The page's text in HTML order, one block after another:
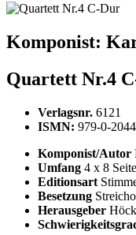
Komponist:
Quartett Nr.4
Verlagsnr. 6121
ISMN: 979-0-
Komponist/Autor
Umfang 4 x 8
Editionsart
Besetzung
Herausgeber